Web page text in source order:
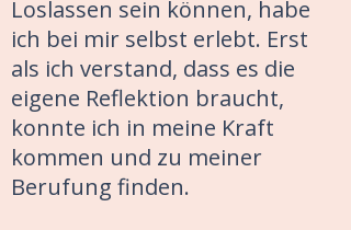
Loslassen sein können, habe
ich bei mir selbst erlebt. Erst
als ich verstand, dass es die
eigene Reflektion braucht,
konnte ich in meine Kraft
kommen und zu meiner
Berufung finden.